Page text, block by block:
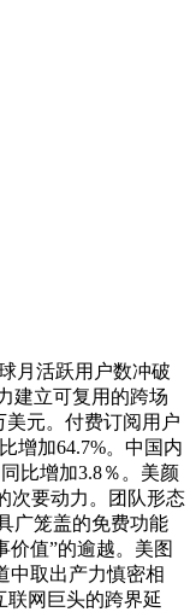
月活跃用户数冲破
建立可复用的跨场
美元。付费订阅用户
增加64.7%。中国内
比增加3.8％。美颜
次要动力。团队形态
广笼盖的免费功能
价值”的逾越。美图
中取出产力慎密相
联网巨头的跨界延